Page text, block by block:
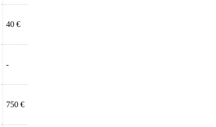
40 €
-
750 €